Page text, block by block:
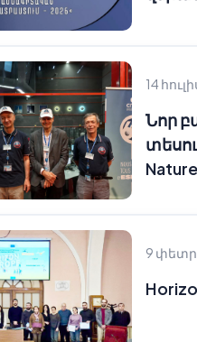
14
Նոր
9